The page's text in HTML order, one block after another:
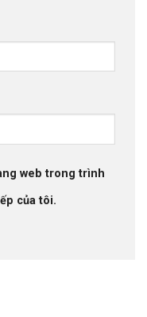
web trong trình
của tôi.